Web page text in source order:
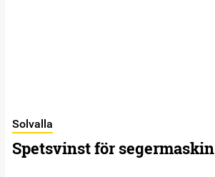
Solvalla
Spetsvinst för segermaskin